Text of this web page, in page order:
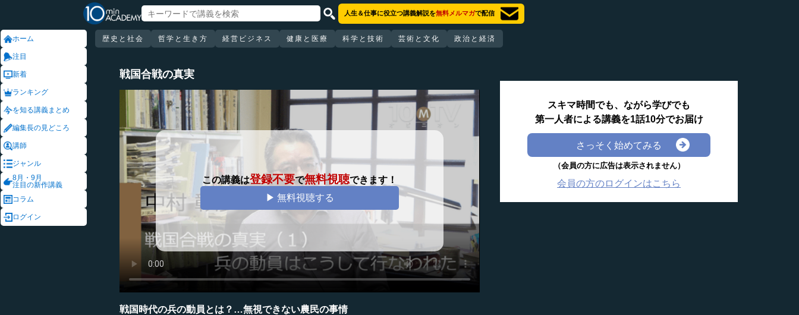
ホーム
注目
新着
ランキング
を知る講義まとめ
編集長の見どころ
講師
ジャンル
8月・9月
注目の新作講義
コラム
ログイン
人生＆仕事に役立つ講義解説を無料メルマガで配信
歴史と社会 哲学と生き方 経営ビジネス 健康と医療 科学と技術 芸術と文化 政治と経済
戦国合戦の真実
この講義は登録不要で無料視聴できます！
▶ 無料視聴する
戦国時代の兵の動員とは？…無視できない農民の事情
スキマ時間でも、ながら学びでも
第一人者による講義を1話10分でお届け
さっそく始めてみる
（会員の方に広告は表示されません）
会員の方のログインはこちら